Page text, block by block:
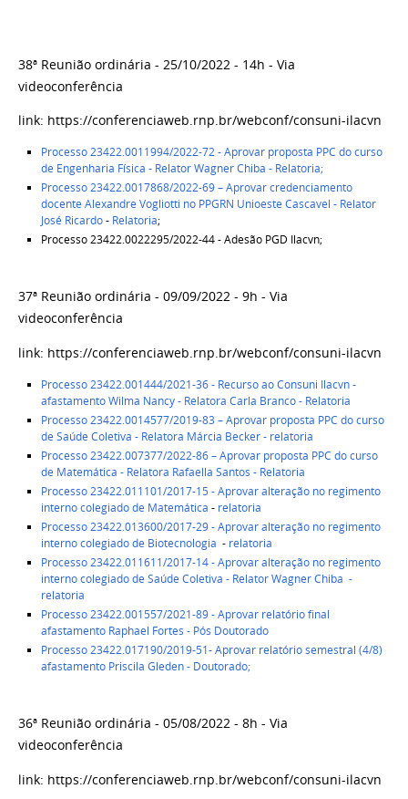
38ª Reunião ordinária - 25/10/2022 - 14h - Via
videoconferência
link: https://conferenciaweb.rnp.br/webconf/consuni-ilacvn
Processo 23422.0011994/2022-72 -Aprovar proposta PPC do curso
de Engenharia Física - Relator Wagner Chiba - Relatoria;
Processo 23422.0017868/2022-69 – Aprovar credenciamento
docente Alexandre Vogliotti no PPGRN Unioeste Cascavel - Relator
José Ricardo-Relatoria;
Processo 23422.0022295/2022-44 - Adesão PGD Ilacvn;
37ª Reunião ordinária - 09/09/2022 - 9h - Via
videoconferência
link: https://conferenciaweb.rnp.br/webconf/consuni-ilacvn
Processo 23422.001444/2021-36 - Recurso ao Consuni Ilacvn -
afastamento Wilma Nancy - Relatora Carla Branco- Relatoria
Processo 23422.0014577/2019-83 – Aprovar proposta PPC do curso
de Saúde Coletiva - Relatora Márcia Becker- relatoria
Processo 23422.007377/2022-86 – Aprovar proposta PPC do curso
de Matemática - Relatora Rafaella Santos - Relatoria
Processo 23422.011101/2017-15 - Aprovar alteração no regimento
interno colegiado de Matemática - relatoria
Processo 23422.013600/2017-29 - Aprovar alteração no regimento
interno colegiado de Biotecnologia - relatoria
Processo 23422.011611/2017-14 - Aprovar alteração no regimento
interno colegiado de Saúde Coletiva - Relator Wagner Chiba -
relatoria
Processo 23422.001557/2021-89 - Aprovar relatório final
afastamento Raphael Fortes - Pós Doutorado
Processo 23422.017190/2019-51- Aprovar relatório semestral (4/8)
afastamento Priscila Gleden - Doutorado;
36ª Reunião ordinária - 05/08/2022 - 8h - Via
videoconferência
link: https://conferenciaweb.rnp.br/webconf/consuni-ilacvn